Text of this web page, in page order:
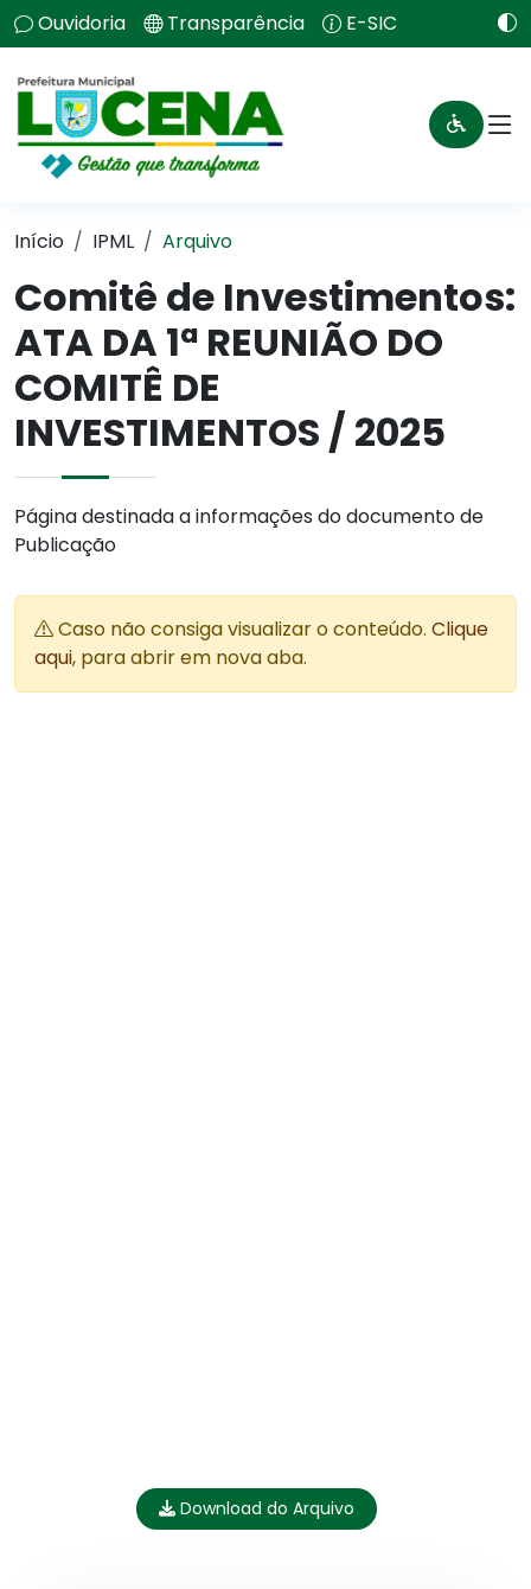
Ouvidoria Transparência E-SIC
Início IPML Arquivo
Comitê de Investimentos:
ATA DA 1ª REUNIÃO DO
COMITÊ DE
INVESTIMENTOS / 2025
Página destinada a informações do documento de
Publicação
Caso não consiga visualizar o conteúdo. Clique
aqui, para abrir em nova aba.
Download do Arquivo